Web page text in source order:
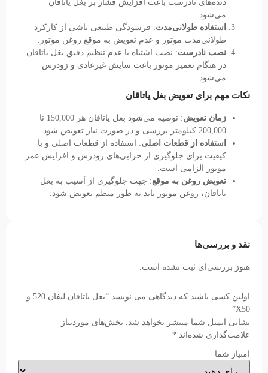
دنده‌های نادرست باعث افزایش فشار بر بغل یاتاقان
می‌شود.
استفاده طولانی‌مدت: فرسودگی طبیعی ناشی از کارکرد
طولانی‌مدت موتور و عدم تعویض به موقع روغن موتور.
نصب نادرست: نصب اشتباه یا عدم تنظیم دقیق بغل یاتاقان
در هنگام تعمیر موتور باعث سایش غیرعادی و زودرس
می‌شود.
نکات مهم برای تعویض بغل یاتاقان
زمان تعویض
: توصیه می‌شود بغل یاتاقان هر 150,000 تا
200,000 کیلومتر بررسی و در صورت نیاز تعویض شود.
استفاده از قطعات اصلی: استفاده از قطعات اصلی و با
کیفیت برای جلوگیری از خرابی‌های زودرس و افزایش عمر
موتور الزامی است.
تعویض روغن به موقع: جهت جلوگیری از آسیب به بغل
یاتاقان، روغن موتور باید به طور منظم تعویض شود.
نقد و بررسی‌ها
هنوز بررسی‌ای ثبت نشده است.
اولین کسی باشید که دیدگاهی می نویسد “بغل یاتاقان لیفان 520 و
X50”
نشانی ایمیل شما منتشر نخواهد شد. بخش‌های موردنیاز
علامت‌گذاری شده‌اند *
امتیاز شما